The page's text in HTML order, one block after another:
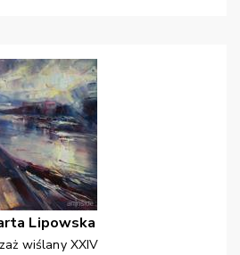
Lipowska
wiślany XXIV